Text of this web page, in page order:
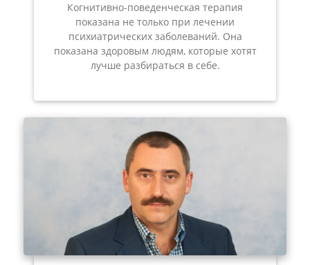
Когнитивно-поведенческая терапия
показана не только при лечении
психиатрических заболеваний. Она
показана здоровым людям, которые хотят
лучше разбираться в себе.